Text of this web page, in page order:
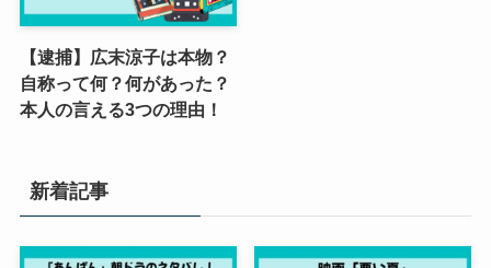
【逮捕】広末涼子は本物？
自称って何？何があった？
本人の言える3つの理由！
新着記事